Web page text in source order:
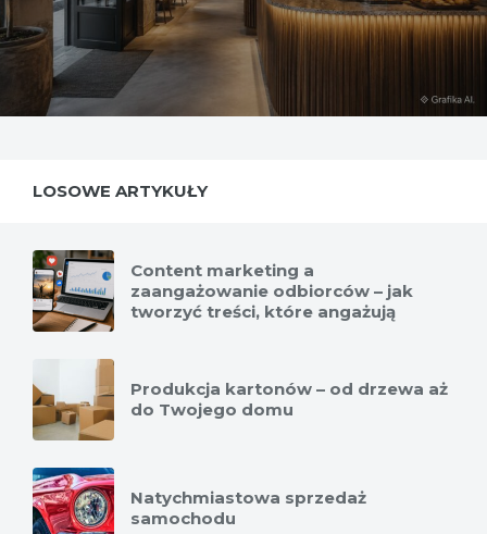
LOSOWE ARTYKUŁY
Content marketing a
zaangażowanie odbiorców – jak
tworzyć treści, które angażują
Produkcja kartonów – od drzewa aż
do Twojego domu
Natychmiastowa sprzedaż
samochodu